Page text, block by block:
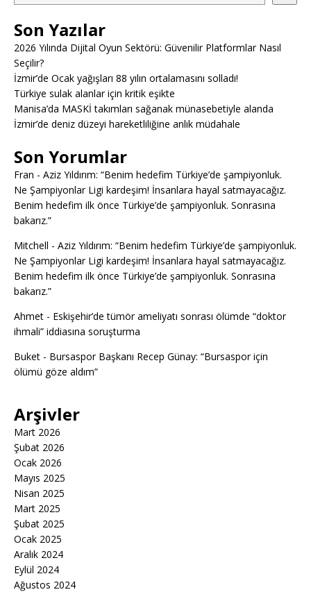
Son Yazılar
2026 Yılında Dijital Oyun Sektörü: Güvenilir Platformlar Nasıl
Seçilir?
İzmir’de Ocak yağışları 88 yılın ortalamasını solladı!
Türkiye sulak alanlar için kritik eşikte
Manisa’da MASKİ takımları sağanak münasebetiyle alanda
İzmir’de deniz düzeyi hareketliliğine anlık müdahale
Son Yorumlar
Fran - Aziz Yıldırım: “Benim hedefim Türkiye’de şampiyonluk.
Ne Şampiyonlar Ligi kardeşim! İnsanlara hayal satmayacağız.
Benim hedefim ilk önce Türkiye’de şampiyonluk. Sonrasına
bakarız.”
Mitchell - Aziz Yıldırım: “Benim hedefim Türkiye’de şampiyonluk.
Ne Şampiyonlar Ligi kardeşim! İnsanlara hayal satmayacağız.
Benim hedefim ilk önce Türkiye’de şampiyonluk. Sonrasına
bakarız.”
Ahmet - Eskişehir’de tümör ameliyatı sonrası ölümde “doktor
ihmali” iddiasına soruşturma
Buket - Bursaspor Başkanı Recep Günay: “Bursaspor için
ölümü göze aldım”
Arşivler
Mart 2026
Şubat 2026
Ocak 2026
Mayıs 2025
Nisan 2025
Mart 2025
Şubat 2025
Ocak 2025
Aralık 2024
Eylül 2024
Ağustos 2024